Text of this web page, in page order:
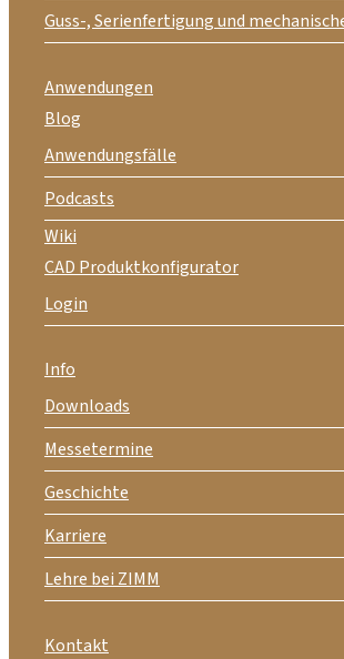
Guss-, Serienfertigung und
Anwendungen
Blog
Anwendungsfälle
Podcasts
Wiki
CAD Produktkonfigurator
Login
Info
Downloads
Messetermine
Geschichte
Karriere
Lehre bei ZIMM
Kontakt